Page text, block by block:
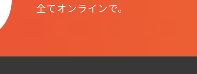
全てオンラインで。